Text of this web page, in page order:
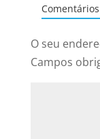
O seu
Campos